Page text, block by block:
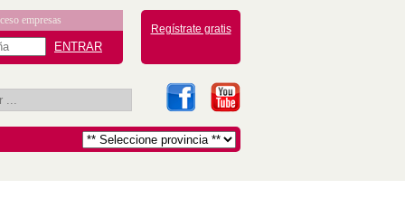
Regístrate gratis
empresas